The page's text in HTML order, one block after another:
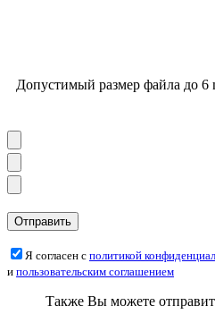
Допустимый размер файла до 6
Я согласен с политикой
и пользовательским соглашением
Также Вы можете